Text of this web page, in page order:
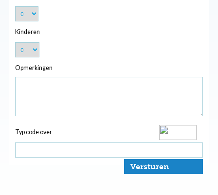
Kinderen
Opmerkingen
Typ code over
Versturen